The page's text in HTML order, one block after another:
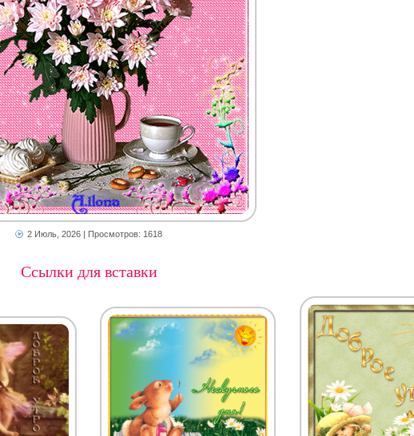
2 Июль, 2026 | Просмотров: 1618
Ссылки для вставки